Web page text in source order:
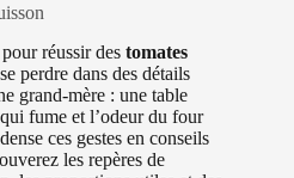
réussir des tomates
perdre dans des détails
grand-mère : une table
fume et l’odeur du four
ces gestes en conseils
les repères de